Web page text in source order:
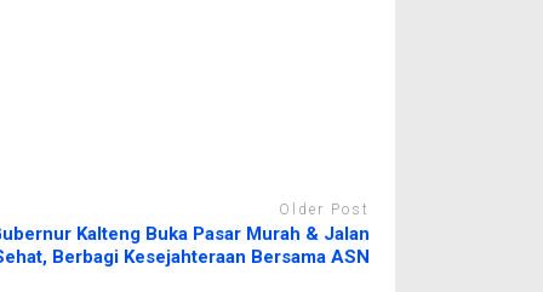
Older Post
Kalteng Buka Pasar Murah & Jalan
Berbagi Kesejahteraan Bersama ASN